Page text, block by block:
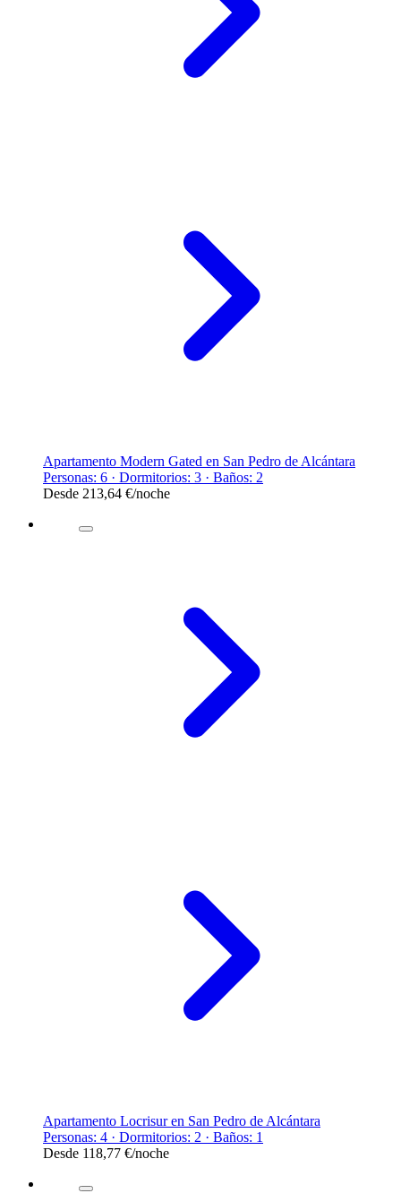
Apartamento Modern Gated en San Pedro de Alcántara
Personas: 6 · Dormitorios: 3 · Baños: 2
Desde 213,64 €/noche
Apartamento Locrisur en San Pedro de Alcántara
Personas: 4 · Dormitorios: 2 · Baños: 1
Desde 118,77 €/noche